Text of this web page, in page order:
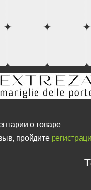
о товаре
пройдите